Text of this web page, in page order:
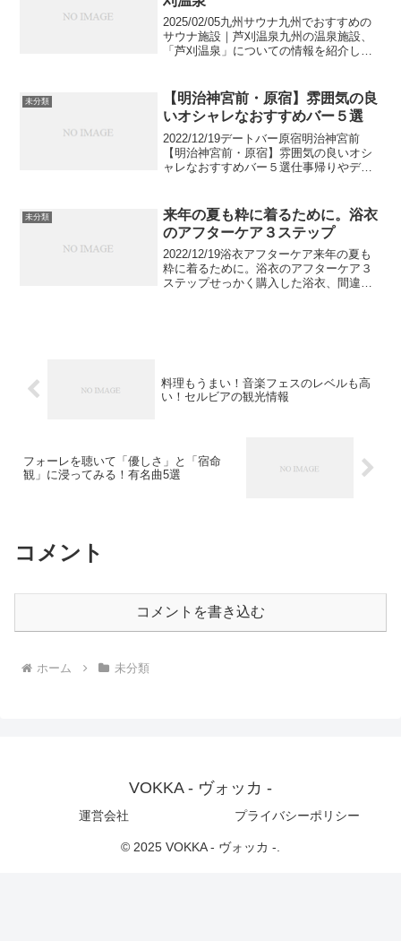
2025/02/05九州サウナ九州でおすすめの
サウナ施設｜芦刈温泉九州の温泉施設、
「芦刈温泉」についての情報を紹介しま
ださい。S1,365viewsB!アイキャッチ画
像...
未分類
【明治神宮前・原宿】雰囲気の良
いオシャレなおすすめバー５選
2022/12/19デートバー原宿明治神宮前
【明治神宮前・原宿】雰囲気の良いオシ
ャレなおすすめバー５選仕事帰りやデー
ゃれな雰囲気の中、美味しいお酒を楽し
めるバーをご紹介...
未分類
来年の夏も粋に着るために。浴衣
のアフターケア３ステップ
2022/12/19浴衣アフターケア来年の夏も
粋に着るために。浴衣のアフターケア３
ステップせっかく購入した浴衣、間違っ
料理もうまい！音楽フェスのレベルも高
い！セルビアの観光情報
フォーレを聴いて「優しさ」と「宿命
観」に浸ってみる！有名曲5選
コメント
コメントを書き込む
ホーム 未分類
VOKKA - ヴォッカ -
運営会社 プライバシーポリシー
© 2025 VOKKA - ヴォッカ -.